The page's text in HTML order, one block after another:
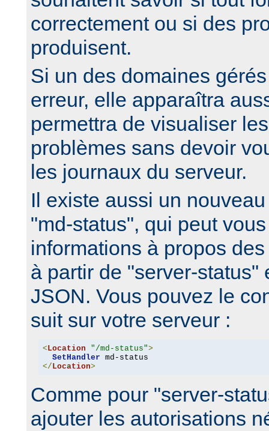
correctement ou si des
produisent.
Si un des domaines
erreur, elle apparaîtra
permettra de visualiser
problèmes sans devoir
les journaux du serveur.
Il existe aussi un
"md-status", qui peut
informations à propos
à partir de "server-status"
JSON. Vous pouvez le
suit sur votre serveur :
< Location "/md-status">
SetHandler
</ Location>
Comme pour "server-
ajouter les autorisations